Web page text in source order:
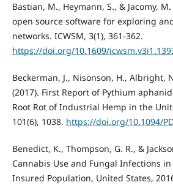
Bastian, M., Heymann, S., & Jacomy,
open source software for exploring
networks. ICWSM, 3(1), 361-362.
https://doi.org/10.1609/
Beckerman, J., Nisonson, H., Albright,
(2017). First Report of Pythium
Root Rot of Industrial Hemp in the
101(6), 1038. https://doi.org/10.1094/
Benedict, K., Thompson, G. R., &
Cannabis Use and Fungal Infections
Insured Population, United States,